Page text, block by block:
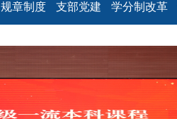
规章制度 支部党建 学分制改革